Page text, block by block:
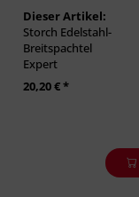
Dieser Artikel:
Storch Edelstahl-
Breitspachtel
Expert
20,20 € *